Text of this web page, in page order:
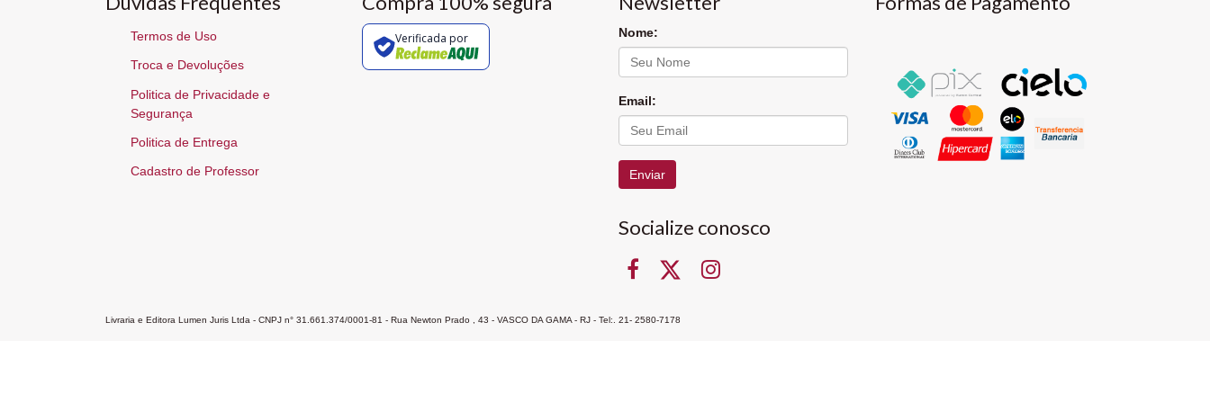
Termos de Uso
Troca e Devoluções
Politica de Privacidade e
Segurança
Politica de Entrega
Cadastro de Professor
Verificada por Nome:
Email:
Enviar
Socialize conosco
Livraria e Editora Lumen Juris Ltda - CNPJ n° 31.661.374/0001-81 - Rua Newton Prado , 43 - VASCO DA GAMA - RJ - Tel:. 21- 2580-7178